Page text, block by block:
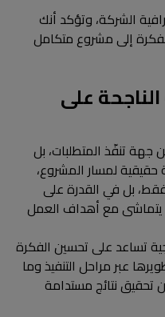
الشركة، وتؤكد أنك
إلى مشروع متكامل
على
جهة تنفّذ المتطلبات، بل
لمسار المشروع،
بل في القدرة على
يتماشى مع أهداف العمل
تساعد على تحسين الفكرة
عبر مراحل التنفيذ وما
تحقيق نتائج مستدامة